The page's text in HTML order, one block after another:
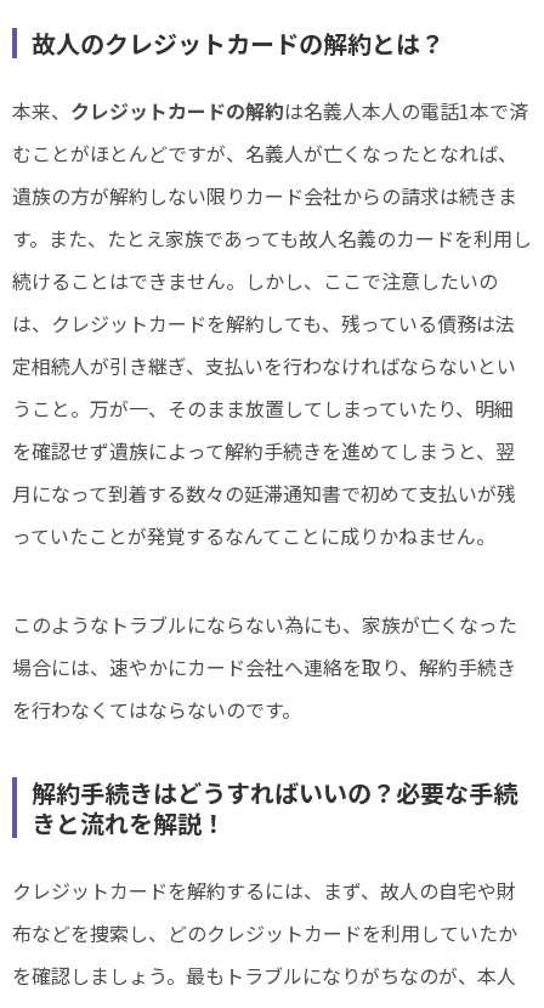
故人のクレジットカードの解約とは？
本来、 クレジットカードの解約は名義人本人の電話1本で済
むことがほとんどですが、名義人が亡くなったとなれば、
遺族の方が解約しない限りカード会社からの請求は続きま
す。また、たとえ家族であっても故人名義のカードを利用し
続けることはできません。しかし、ここで注意したいの
は、クレジットカードを解約しても、残っている債務は法
定相続人が引き継ぎ、支払いを行わなければならないとい
うこと。万が一、そのまま放置してしまっていたり、明細
を確認せず遺族によって解約手続きを進めてしまうと、翌
月になって到着する数々の延滞通知書で初めて支払いが残
っていたことが発覚するなんてことに成りかねません。
このようなトラブルにならない為にも、家族が亡くなった
場合には、速やかにカード会社へ連絡を取り、解約手続き
を行わなくてはならないのです。
解約手続きはどうすればいいの？必要な手続
きと流れを解説！
クレジットカードを解約するには、まず、故人の自宅や財
布などを捜索し、どのクレジットカードを利用していたか
を確認しましょう。最もトラブルになりがちなのが、本人